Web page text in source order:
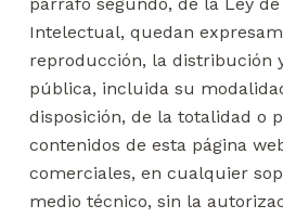
Intelectual, quedan
reproducción, la distribución
pública, incluida su
disposición, de la totalidad o
contenidos de esta página
comerciales, en cualquier
medio técnico, sin la